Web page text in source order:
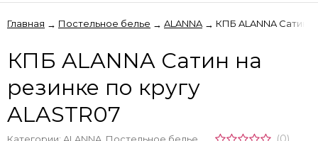
Главная → Постельное белье → ALANNA → КПБ ALANNA Сатин
КПБ ALANNA Сатин на
резинке по кругу
ALASTR07